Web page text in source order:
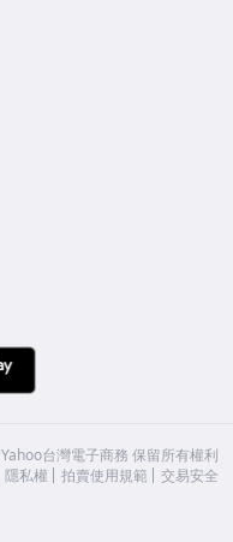
Yahoo台灣電子商務 保留所有權利
隱私權 拍賣使用規範 交易安全